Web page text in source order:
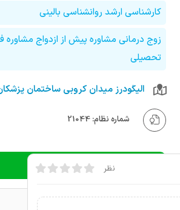
کارشناسی ارشد روانشناسی بالینی
زوج درمانی مشاوره پیش از ازدواج مشاوره
تحصیلی
شماره نظام: 21044
دریافت نوبت تلفنی نظر